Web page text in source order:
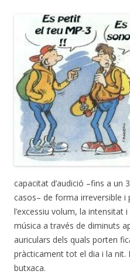
capacitat d’audició –fins a un
casos– de forma irreversible i
l’excessiu volum, la intensitat
música a través de diminuts
auriculars dels quals porten
pràcticament tot el dia i la nit.
butxaca.